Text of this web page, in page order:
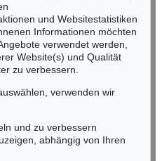
verpassen!
und Websitestatistiken
Informationen möchten
verwendet werden,
Website(s) und Qualität
zu verbessern.
verwenden wir
und zu verbessern
abhängig von Ihren